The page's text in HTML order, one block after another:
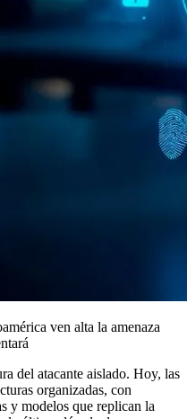
ven alta la amenaza
del atacante aislado. Hoy, las
organizadas, con
y modelos que replican la